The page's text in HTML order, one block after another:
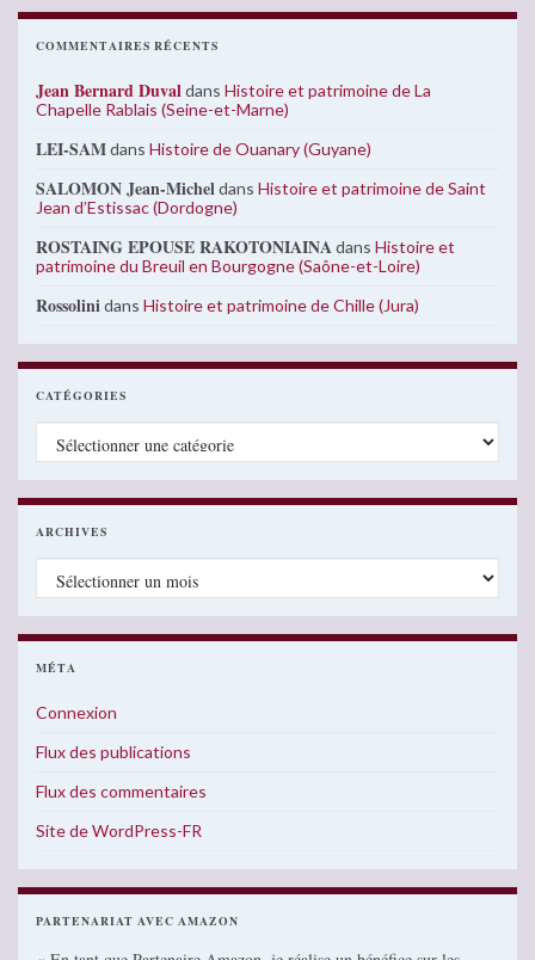
COMMENTAIRES RÉCENTS
Jean Bernard Duvaldans Histoire et patrimoine de La
Chapelle Rablais (Seine-et-Marne)
LEI-SAMdans Histoire de Ouanary (Guyane)
SALOMON Jean-Micheldans Histoire et patrimoine de Saint
Jean d’Estissac (Dordogne)
ROSTAING EPOUSE RAKOTONIAINAdans Histoire et
patrimoine du Breuil en Bourgogne (Saône-et-Loire)
Rossolinidans Histoire et patrimoine de Chille (Jura)
CATÉGORIES
Catégories
ARCHIVES
Archives
MÉTA
Connexion
Flux des publications
Flux des commentaires
Site de WordPress-FR
PARTENARIAT AVEC AMAZON